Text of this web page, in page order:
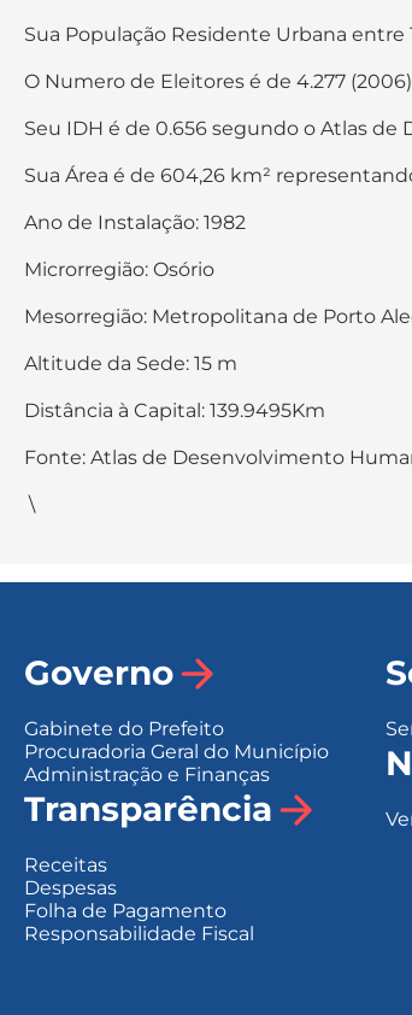
Sua População Residente Urbana entre
O Numero de Eleitores é de 4.277
Seu IDH é de 0.656 segundo o Atlas
Sua Área é de 604,26 km²
Ano de Instalação: 1982
Microrregião: Osório
Mesorregião: Metropolitana de Porto
Altitude da Sede: 15 m
Distância à Capital: 139.9495Km
Fonte: Atlas de Desenvolvimento
\
Governo
Gabinete do Prefeito
Procuradoria Geral do Município
Administração e Finanças
Transparência
Receitas
Despesas
Folha de Pagamento
Responsabilidade Fiscal